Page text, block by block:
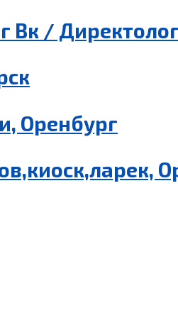
Вк /
Оренбург